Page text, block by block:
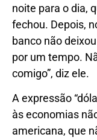
noite para o dia,
fechou. Depois,
banco não
por um tempo.
comigo”, diz ele.
A expressão
às economias
americana, que